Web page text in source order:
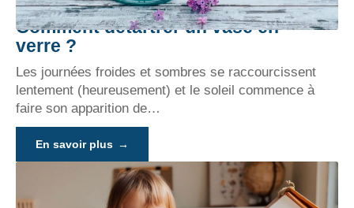
Comment détartrer un vase en
verre ?
Les journées froides et sombres se raccourcissent
lentement (heureusement) et le soleil commence à
faire son apparition de…
En savoir plus